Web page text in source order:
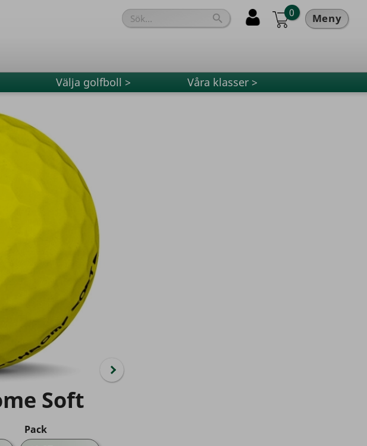
Meny
 0
Välja golfboll > Våra klasser >
Soft
Pack